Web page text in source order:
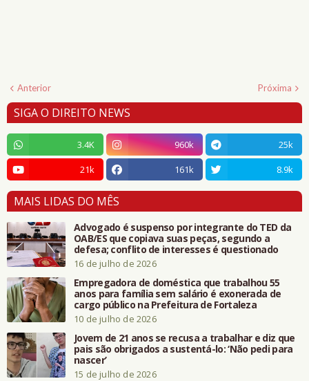
Anterior Próxima
SIGA O DIREITO NEWS
3.4K 960k
25k
21k
161k 8.9k
MAIS LIDAS DO MÊS
Advogado é suspenso por integrante do TED da
OAB/ES que copiava suas peças, segundo a
defesa; conflito de interesses é questionado
16 de julho de 2026
Empregadora de doméstica que trabalhou 55
anos para família sem salário é exonerada de
cargo público na Prefeitura de Fortaleza
10 de julho de 2026
Jovem de 21 anos se recusa a trabalhar e diz que
pais são obrigados a sustentá-lo: ‘Não pedi para
nascer’
15 de julho de 2026